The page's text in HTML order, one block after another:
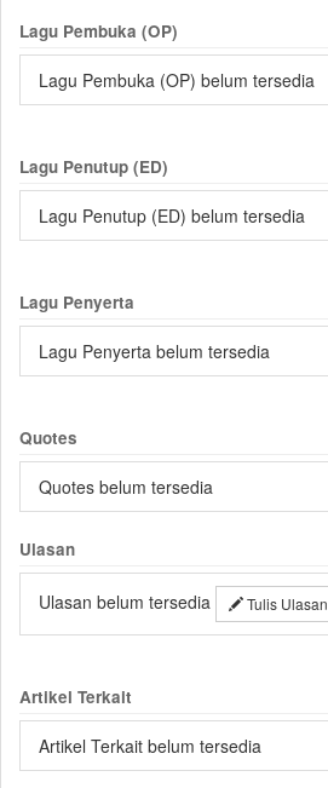
Lagu Pembuka (OP)
Lagu Pembuka (OP) belum tersedia
Lagu Penutup (ED)
Lagu Penutup (ED) belum tersedia
Lagu Penyerta
Lagu Penyerta belum tersedia
Quotes
Quotes belum tersedia
Ulasan
Ulasan belum tersedia Tulis Ulasan
Artikel Terkait
Artikel Terkait belum tersedia